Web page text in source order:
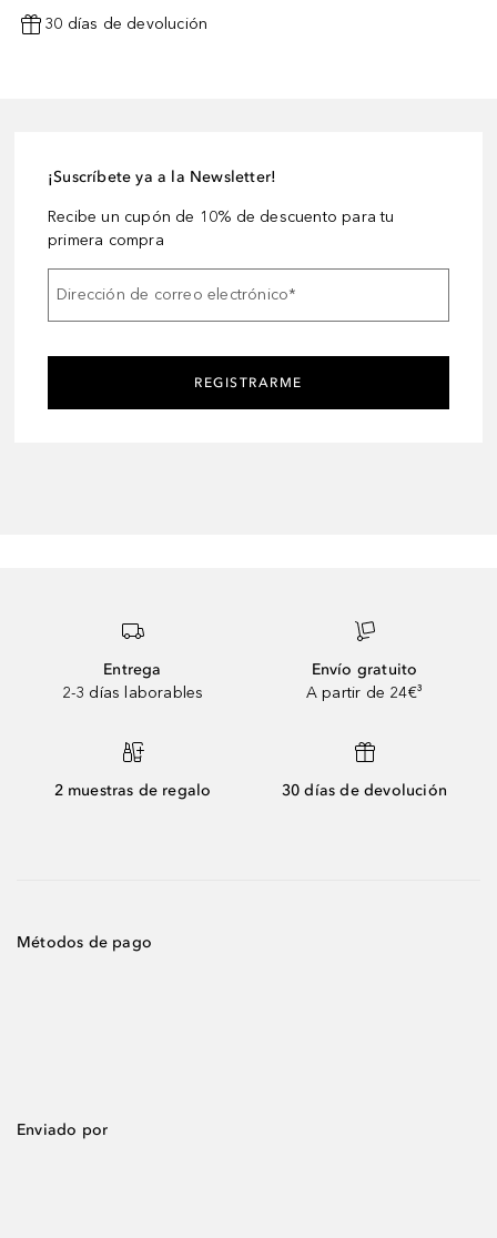
30 días de devolución
¡Suscríbete ya a la Newsletter!
Recibe un cupón de 10% de descuento para tu
primera compra
Dirección de correo electrónico*
REGISTRARME
Entrega
2-3 días laborables
Envío gratuito
A partir de 24€³
2 muestras de regalo 30 días de devolución
Métodos de pago
Enviado por